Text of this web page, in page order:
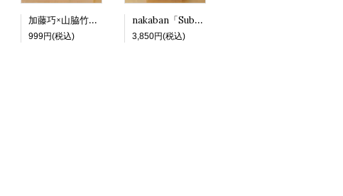
加藤巧×山脇竹生「光を練り合わせる -絵画と科学の対話から- アーカイブブック」
999円(税込)
nakaban「Suburban Portraits」（20周年エコバッグ付）
3,850円(税込)